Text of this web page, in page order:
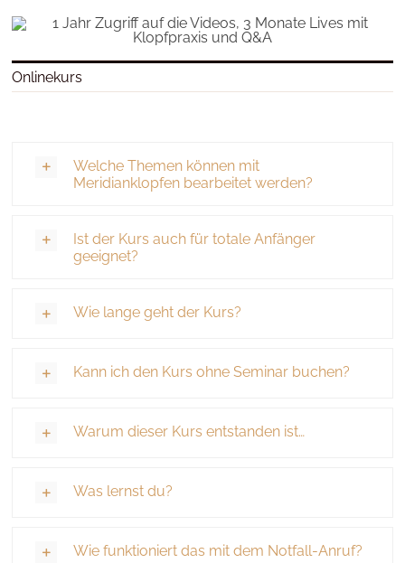
Onlinekurs
Welche Themen können mit
Meridianklopfen bearbeitet werden?
Ist der Kurs auch für totale Anfänger
geeignet?
Wie lange geht der Kurs?
Kann ich den Kurs ohne Seminar buchen?
Warum dieser Kurs entstanden ist…
Was lernst du?
Wie funktioniert das mit dem Notfall-Anruf?